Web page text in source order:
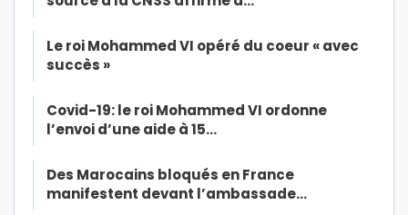
Le roi Mohammed VI opéré du coeur « avec
succès »
Covid-19: le roi Mohammed VI ordonne
l’envoi d’une aide à 15…
Des Marocains bloqués en France
manifestent devant l’ambassade…